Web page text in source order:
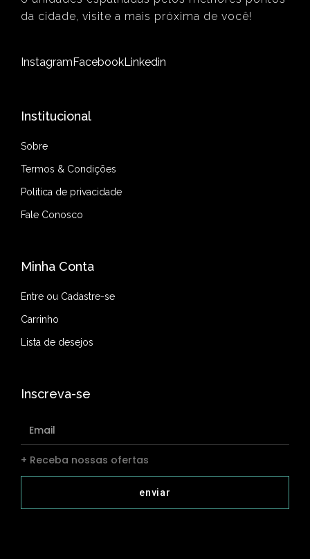
da cidade, visite a mais próxima de você!
InstagramFacebookLinkedin
Institucional
Sobre
Termos & Condições
Política de privacidade
Fale Conosco
Minha Conta
Entre ou Cadastre-se
Carrinho
Lista de desejos
Inscreva-se
+ Receba nossas ofertas
enviar